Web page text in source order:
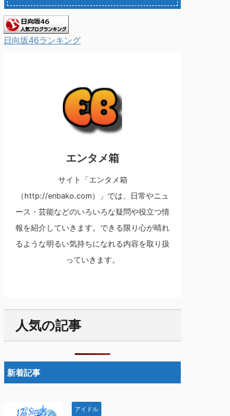
日向坂46ランキング
エンタメ箱
サイト「エンタメ箱
（http://enbako.com）」では、日常やニュ
ース・芸能などのいろいろな疑問や役立つ情
報を紹介していきます。できる限り心が晴れ
るような明るい気持ちになれる内容を取り扱
っていきます。
人気の記事
新着記事
アイドル